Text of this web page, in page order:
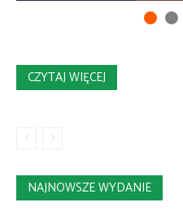
CZYTAJ WIĘCEJ
NAJNOWSZE WYDANIE